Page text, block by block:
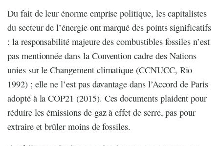
Du fait de leur énorme emprise politique, les capitalistes
du secteur de l’énergie ont marqué des points significatifs
: la responsabilité majeure des combustibles fossiles n’est
pas mentionnée dans la Convention cadre des Nations
unies sur le Changement climatique (CCNUCC, Rio
1992) ; elle ne l’est pas davantage dans l’Accord de Paris
adopté à la COP21 (2015). Ces documents plaident pour
réduire les émissions de gaz à effet de serre, pas pour
extraire et brûler moins de fossiles.